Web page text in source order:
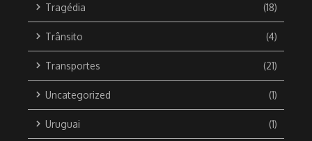
Tragédia (18)
Trânsito (4)
Transportes (21)
Uncategorized (1)
Uruguai (1)